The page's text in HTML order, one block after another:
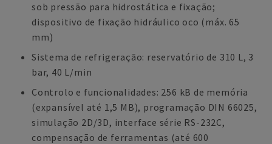
sob pressão para hidrostática e fixação;
dispositivo de fixação hidráulico oco (máx. 65
mm)
Sistema de refrigeração: reservatório de 310 L, 3
bar, 40 L/min
Controlo e funcionalidades: 256 kB de memória
(expansível até 1,5 MB), programação DIN 66025,
simulação 2D/3D, interface série RS-232C,
compensação de ferramentas (até 600